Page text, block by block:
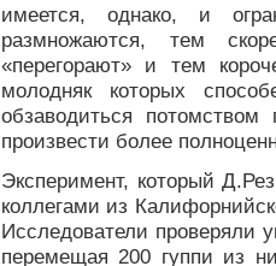
имеется, однако, и
размножаются, тем
«перегорают» и тем
молодняк которых
обзаводиться
произвести более
Эксперимент, который
коллегами из
Исследователи проверяли
перемещая 200 гуппи из